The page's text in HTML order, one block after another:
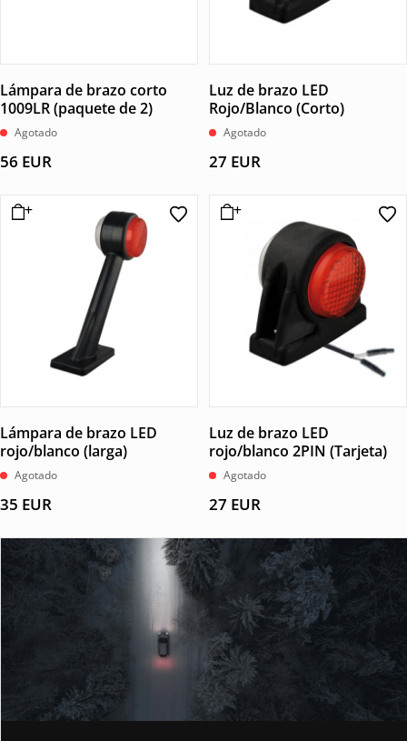
Lámpara de brazo corto
1009LR (paquete de 2)
Agotado
56 EUR
Luz de brazo LED
Rojo/Blanco (Corto)
Agotado
27 EUR
Lámpara de brazo LED
rojo/blanco (larga)
Agotado
35 EUR
Luz de brazo LED
rojo/blanco 2PIN (Tarjeta)
Agotado
27 EUR